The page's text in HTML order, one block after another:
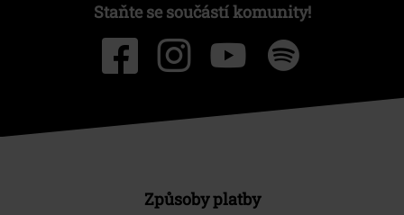
Staňte se součástí komunity!
Způsoby platby